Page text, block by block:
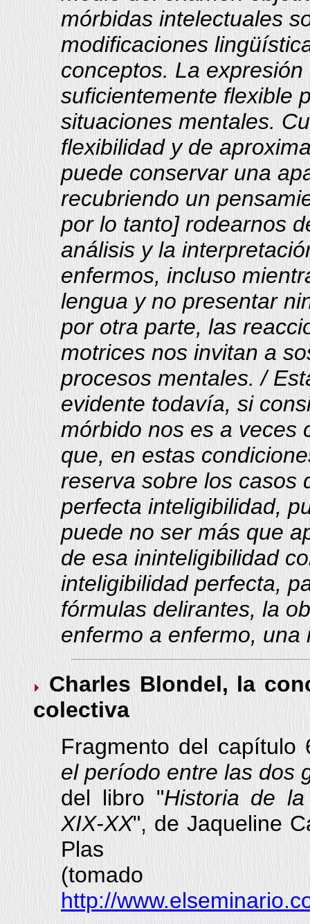
mórbidas intelectuales
modificaciones
conceptos. La
suficientemente flexible
situaciones mentales.
flexibilidad y de
puede conservar una
recubriendo un
por lo tanto] rodearnos
análisis y la
enfermos, incluso
lengua y no presentar
por otra parte, las
motrices nos invitan a
procesos mentales. /
evidente todavía, si
mórbido nos es a veces
que, en estas
reserva sobre los casos
perfecta inteligibilidad,
puede no ser más que
de esa ininteligibilidad
inteligibilidad perfecta,
fórmulas delirantes, la
enfermo a enfermo,
Charles Blondel, la
colectiva
Fragmento del capítulo
el período entre las dos
del libro "Historia de
XIX-XX", de Jaqueline
Plas
http://